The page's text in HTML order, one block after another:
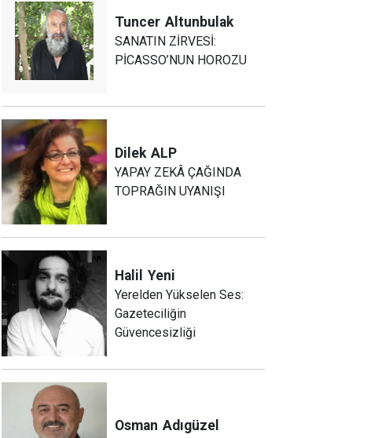
Tuncer Altunbulak
SANATIN ZİRVESİ:
PİCASSO’NUN HOROZU
Dilek ALP
YAPAY ZEKÂ ÇAĞINDA
TOPRAĞIN UYANIŞI
Halil Yeni
Yerelden Yükselen Ses:
Gazeteciliğin
Güvencesizliği
Osman Adıgüzel